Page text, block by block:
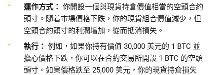
運作方式： 你開設一個與現貨持倉價值相當的空頭合約
頭寸。隨着市場價格下跌，你的現貨組合價值減少，但
空頭合約頭寸的利潤增加，從而抵消損失。
執行： 例如，如果你持有價值 30,000 美元的 1 BTC 並
擔心價格下跌，你可以在合約交易所開設 1 BTC 的空頭
頭寸。如果價格跌至 25,000 美元，你的現貨持倉損失